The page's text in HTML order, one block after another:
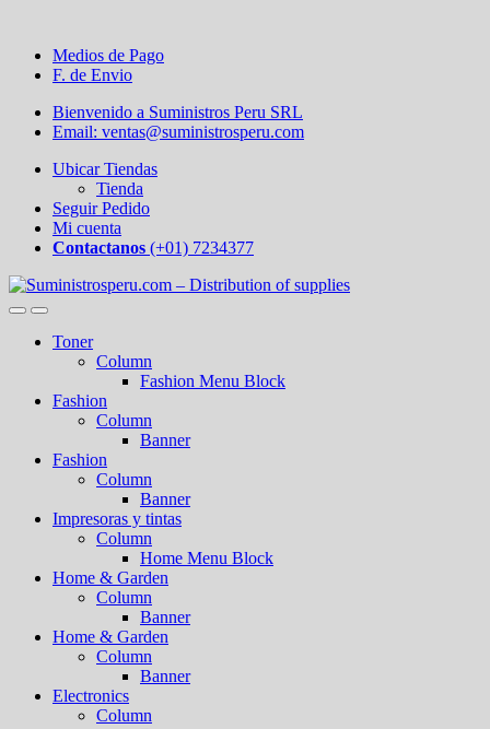
Medios de Pago
F. de Envio
Bienvenido a Suministros Peru SRL
Email: ventas@suministrosperu.com
Ubicar Tiendas
Tienda
Seguir Pedido
Mi cuenta
Contactanos (+01) 7234377
Toner
Column
Fashion Menu Block
Fashion
Column
Banner
Fashion
Column
Banner
Impresoras y tintas
Column
Home Menu Block
Home & Garden
Column
Banner
Home & Garden
Column
Banner
Electronics
Column